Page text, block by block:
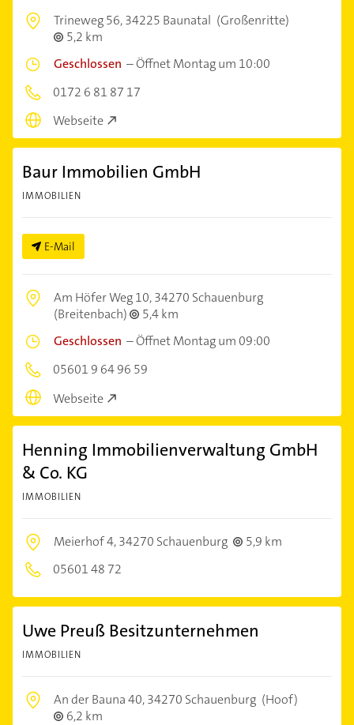
Trineweg 56,34225 Baunatal (Großenritte)
5,2 km
Geschlossen –Öffnet Montag um 10:00
0172 6 81 87 17
Webseite
Baur Immobilien GmbH
IMMOBILIEN
E-Mail
Am Höfer Weg 10,34270 Schauenburg
(Breitenbach)
5,4 km
Geschlossen –Öffnet Montag um 09:00
05601 9 64 96 59
Webseite
Henning Immobilienverwaltung GmbH
& Co. KG
IMMOBILIEN
Meierhof 4,34270 Schauenburg
5,9 km
05601 48 72
Uwe Preuß Besitzunternehmen
IMMOBILIEN
An der Bauna 40,34270 Schauenburg (Hoof)
6,2 km